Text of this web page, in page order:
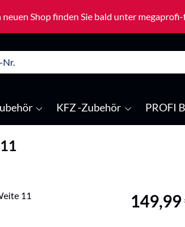
Shop finden Sie bald unter
KFZ -Zubehör PROFI
Regulärer
149,99